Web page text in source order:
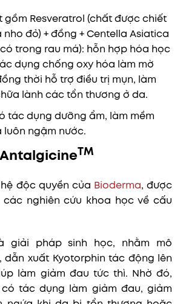
gồm Resveratrol (chất được chiết
đỏ) + đồng + Centella Asiatica
trong rau má): hỗn hợp hóa học
dụng chống oxy hóa làm mờ
thời hỗ trợ điều trị mụn, làm
lành các tổn thương ở da.
tác dụng dưỡng ẩm, làm mềm
luôn ngậm nước.
TM
độc quyền của Bioderma, được
nghiên cứu khoa học về cấu
pháp sinh học, nhằm mô
dẫn xuất Kyotorphin tác động lên
làm giảm đau tức thì. Nhờ đó,
tác dụng làm giảm đau, giảm